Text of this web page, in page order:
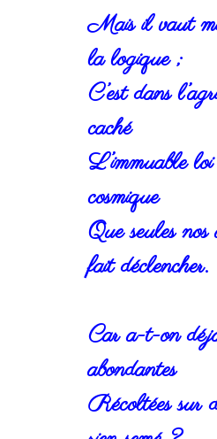
Mais il vaut
la logique ;
C’est dans
caché
L’immuable
cosmique
Que seules
fait déclencher.
Car a-t-on
abondantes
Récoltées sur